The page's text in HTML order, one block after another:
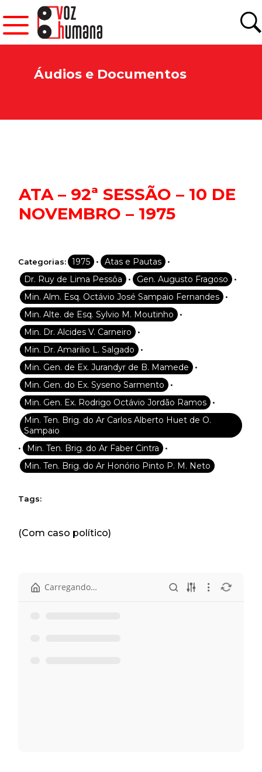
Áudios e Documentos
ATA – 92ª SESSÃO – 10 DE
NOVEMBRO – 1975
Categorias: 1975 • Atas e Pautas •
Dr. Ruy de Lima Pessôa • Gen. Augusto Fragoso •
Min. Alm. Esq. Octávio José Sampaio Fernandes •
Min. Alte. de Esq. Sylvio M. Moutinho •
Min. Dr. Alcides V. Carneiro •
Min. Dr. Amarilio L. Salgado •
Min. Gen. de Ex. Jurandyr de B. Mamede •
Min. Gen. do Ex. Syseno Sarmento •
Min. Gen. Ex. Rodrigo Octávio Jordão Ramos •
Min. Ten. Brig. do Ar Carlos Alberto Huet de O.
Sampaio
• Min. Ten. Brig. do Ar Faber Cintra •
Min. Ten. Brig. do Ar Honório Pinto P. M. Neto
Tags:
(Com caso político)
Carregando…